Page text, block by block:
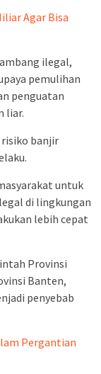
Agar Bisa
ilegal,
pemulihan
penguatan
liar.
banjir
untuk
di lingkungan
lebih cepat
Provinsi
Banten,
penyebab
Pergantian